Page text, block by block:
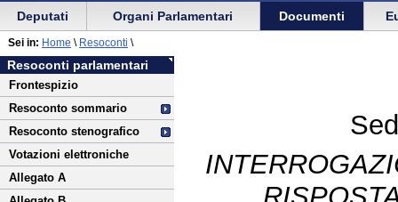
Menu
di
ausilio
alla
navigazione
Vai
Menu
di
navigazione
principale
Menu
di
navigazione
principale
Vai
menu
di
sezione
Deputati Organi Parlamentari Documenti
Vai
al
contenuto
Resoconti parlamentari
Frontespizio
Resoconto sommario
Resoconto stenografico
Votazioni elettroniche
Allegato A
Sei in: Home \ Resoconti \